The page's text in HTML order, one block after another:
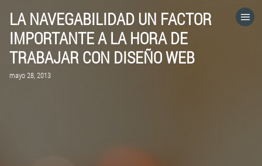
LA NAVEGABILIDAD UN FACTOR
IMPORTANTE A LA HORA DE
TRABAJAR CON DISEÑO WEB
mayo 28, 2013
HOME
CATEGORÍAS